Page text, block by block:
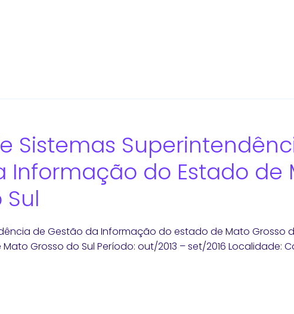
Sistemas
Informação do Estado de
de Gestão da Informação do estado de Mato Grosso
Grosso do Sul Período: out/2013 – set/2016 Localidade: